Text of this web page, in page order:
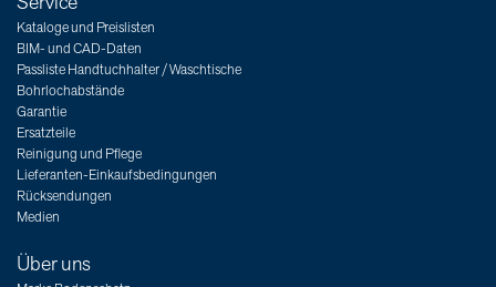
Kataloge und Preislisten
BIM- und CAD-Daten
Passliste Handtuchhalter / Waschtische
Bohrlochabstände
Garantie
Ersatzteile
Reinigung und Pflege
Lieferanten-Einkaufsbedingungen
Rücksendungen
Medien
Über uns